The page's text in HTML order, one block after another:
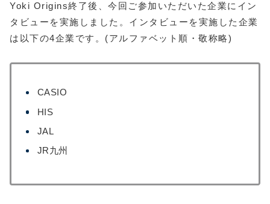
Yoki Origins終了後、今回ご参加いただいた企業にイン
タビューを実施しました。インタビューを実施した企業
は以下の4企業です。(アルファベット順・敬称略)
CASIO
HIS
JAL
JR九州